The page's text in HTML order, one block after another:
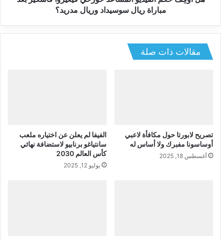
مباراة ريال سوسيداد وريال مدريد؟
مقالات ذات صلة
تصريح لابورتا حول مكافأة لاعبي
أوساسونا مفبرك ولا أساس له
أغسطس 18, 2025
الفيفا لم يعلن عن اختياره ملعب
سانتياغو برنابيو لاستضافة نهائي
كأس العالم 2030
يوليو 12, 2025